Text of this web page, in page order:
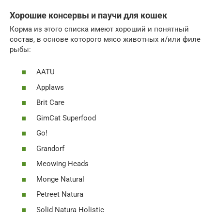
Хорошие консервы и паучи для кошек
Корма из этого списка имеют хороший и понятный
состав, в основе которого мясо животных и/или филе
рыбы:
AATU
Applaws
Brit Care
GimCat Superfood
Go!
Grandorf
Meowing Heads
Monge Natural
Petreet Natura
Solid Natura Holistic